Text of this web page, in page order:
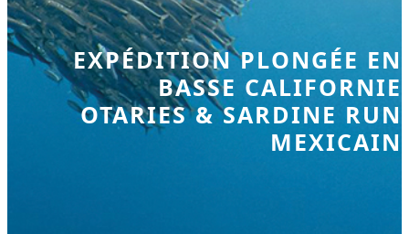
EXPÉDITION PLONGÉE EN
BASSE CALIFORNIE
OTARIES & SARDINE RUN
MEXICAIN